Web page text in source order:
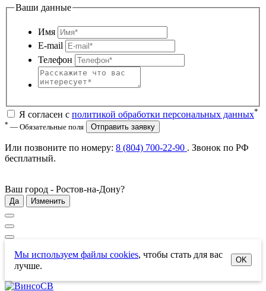
Ваши данные
Имя
E-mail
Телефон
Я согласен с политикой обработки персональных данных*
* — Обязательные поля Отправить заявку
Или позвоните по номеру: 8 (804) 700-22-90 . Звонок по РФ
бесплатный.
Ваш город - Ростов-на-Дону?
Да Изменить
Мы используем файлы cookies, чтобы стать для вас
лучше.
OK